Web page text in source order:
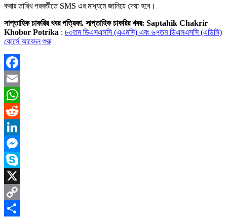
করার তারিখ পরবর্তীতে SMS এর মাধ্যমে জানিয়ে দেয়া হবে।
সাপ্তাহিক চাকরির খবর পত্রিকা. সাপ্তাহিক চাকরির খবর: Saptahik Chakrir
Khobor Potrika : ৮০তম ডিএসএসসি (এএমসি) এবং ৬৭তম ডিএসএসসি (এডিসি)
কোর্সে আবেদন শুরু
Facebook
Email
WhatsApp
Reddit
LinkedIn
Messenger
Skype
X
Copy